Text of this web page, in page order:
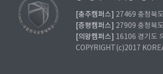
[충주캠퍼스]
27469 충청북
[증평캠퍼스]
27909 충청북
[의왕캠퍼스]
16106 경기도
COPYRIGHT(c)2017